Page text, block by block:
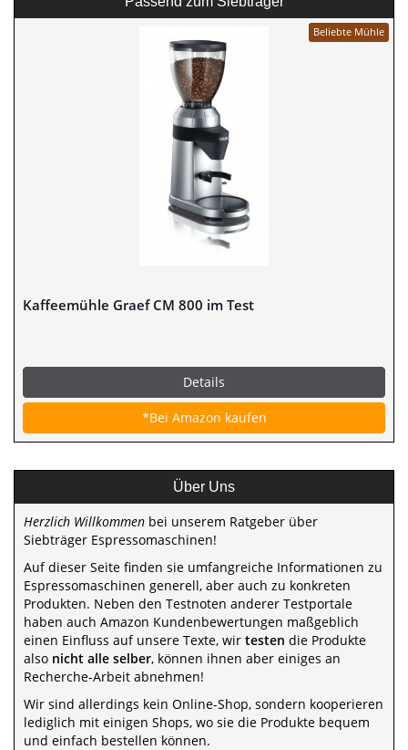
Beliebte Mühle
Kaffeemühle Graef CM 800 im Test
Details
*Bei Amazon kaufen
Über Uns
Herzlich Willkommen bei unserem Ratgeber über
Siebträger Espressomaschinen!
Auf dieser Seite finden sie umfangreiche Informationen zu
Espressomaschinen generell, aber auch zu konkreten
Produkten. Neben den Testnoten anderer Testportale
haben auch Amazon Kundenbewertungen maßgeblich
einen Einfluss auf unsere Texte, wir testen die Produkte
also nicht alle selber, können ihnen aber einiges an
Recherche-Arbeit abnehmen!
Wir sind allerdings kein Online-Shop, sondern kooperieren
lediglich mit einigen Shops, wo sie die Produkte bequem
und einfach bestellen können.